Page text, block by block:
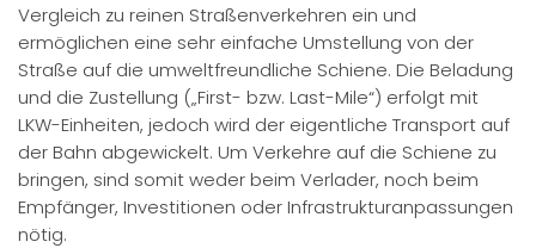
Vergleich zu reinen Straßenverkehren ein und
ermöglichen eine sehr einfache Umstellung von der
Straße auf die umweltfreundliche Schiene. Die Beladung
und die Zustellung („First- bzw. Last-Mile“) erfolgt mit
LKW-Einheiten, jedoch wird der eigentliche Transport auf
der Bahn abgewickelt. Um Verkehre auf die Schiene zu
bringen, sind somit weder beim Verlader, noch beim
Empfänger, Investitionen oder Infrastrukturanpassungen
nötig.